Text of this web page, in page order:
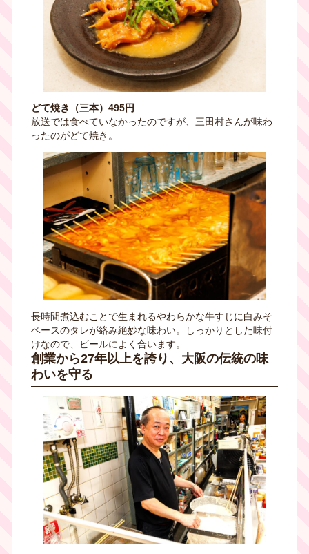
どて焼き（三本）495円
放送では食べていなかったのですが、三田村さんが味わ
ったのがどて焼き。
長時間煮込むことで生まれるやわらかな牛すじに白みそ
ベースのタレが絡み絶妙な味わい。しっかりとした味付
けなので、ビールによく合います。
創業から27年以上を誇り、 大阪の伝統の味
わいを守る